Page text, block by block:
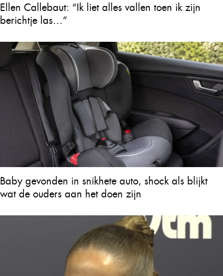
Ellen Callebaut: “Ik liet alles vallen toen ik zijn
berichtje las…”
Baby gevonden in snikhete auto, shock als blijkt
wat de ouders aan het doen zijn